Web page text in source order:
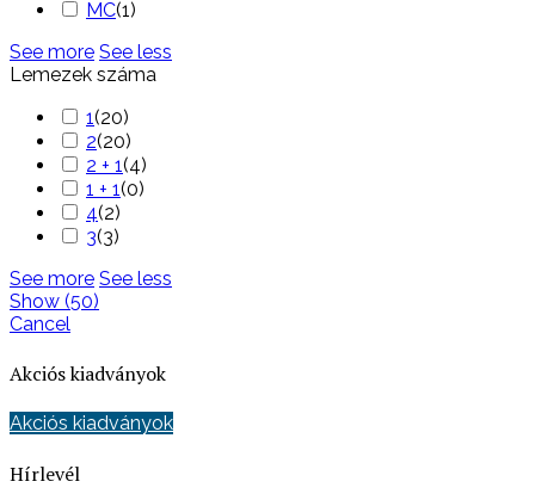
MC(1)
See more See less
Lemezek száma
1(20)
2(20)
2 + 1(4)
1 + 1(0)
4(2)
3(3)
See more See less
Show (50)
Cancel
Akciós kiadványok
Akciós kiadványok
Hírlevél